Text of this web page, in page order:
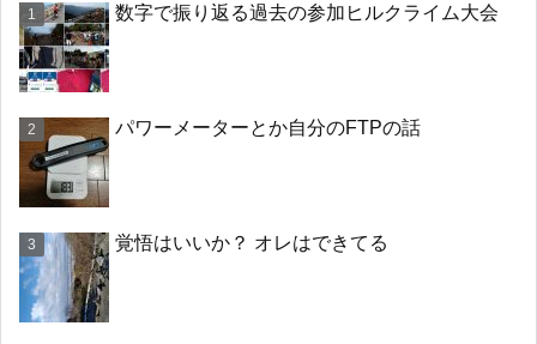
数字で振り返る過去の参加ヒルクライム大会
パワーメーターとか自分のFTPの話
覚悟はいいか？ オレはできてる